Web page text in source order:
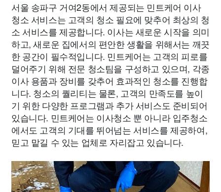
서울 송파구 거여2동에서 제공되는 민트케어 이사
청소 서비스는 고객의 청소 필요에 맞추어 최상의 청
소 서비스를 제공합니다. 이사는 새로운 시작을 의미
하고, 새로운 집에서의 편안한 생활을 위해서는 깨끗
한 공간이 필수적입니다. 민트케어는 고객의 피로를
덜어주기 위해 전문 청소팀을 구성하고 있으며, 각종
이사 용품과 장비를 갖추어 효과적인 청소를 진행합
니다. 청소의 퀄리티는 물론, 고객의 만족도를 높이
기 위한 다양한 프로그램과 추가 서비스도 준비되어
있습니다. 민트케어는 이사청소 뿐 아니라 입주청소
에서도 고객의 기대를 뛰어넘는 서비스를 제공하여,
믿고 맡길 수 있는 업체로 자리잡고 있습니다.